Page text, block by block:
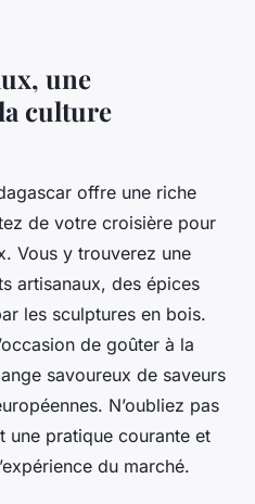
une
culture
offre une riche
de votre croisière pour
Vous y trouverez une
artisanaux, des épices
les sculptures en bois.
de goûter à la
savoureux de saveurs
N’oubliez pas
une pratique courante et
du marché.